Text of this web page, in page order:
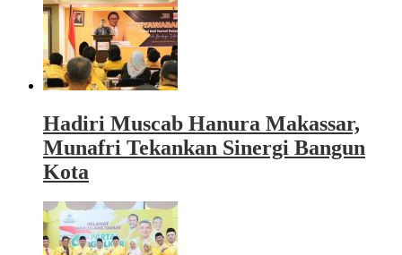
Hadiri Muscab Hanura Makassar,
Munafri Tekankan Sinergi Bangun
Kota